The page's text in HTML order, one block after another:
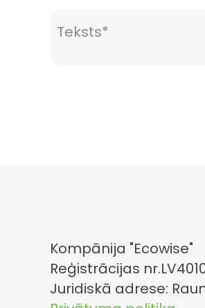
Kompānija "Ecowise"
Reģistrācijas
Juridiskā adrese: